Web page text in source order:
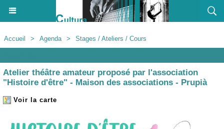
Accueil > Agenda > Stages / Ateliers / Cours
Atelier théâtre amateur proposé par l'association
"Histoire d'être" - Maison des associations - Prupià
Voir la carte